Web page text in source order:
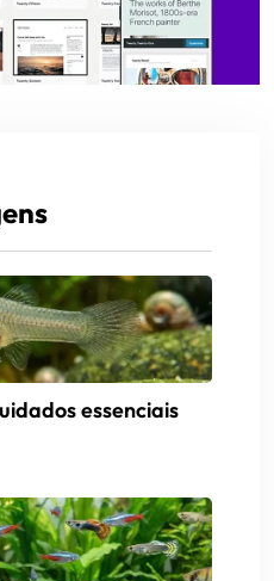
essenciais